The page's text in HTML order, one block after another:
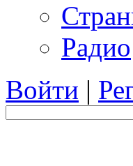
Радио
Войти |